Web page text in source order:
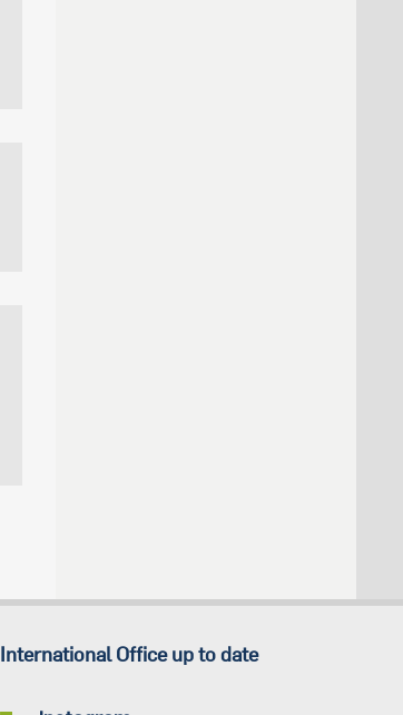
International Office up to date